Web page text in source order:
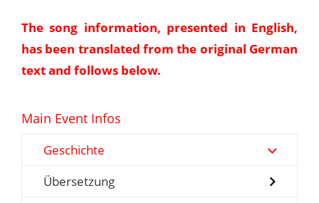
The song information, presented in English,
has been translated from the original German
text and follows below.
Main Event Infos
Geschichte
Übersetzung